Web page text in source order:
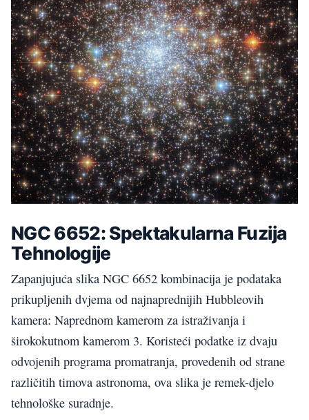
NGC 6652: Spektakularna Fuzija
Tehnologije
Zapanjujuća slika NGC 6652 kombinacija je podataka
prikupljenih dvjema od najnaprednijih Hubbleovih
kamera: Naprednom kamerom za istraživanja i
širokokutnom kamerom 3. Koristeći podatke iz dvaju
odvojenih programa promatranja, provedenih od strane
različitih timova astronoma, ova slika je remek-djelo
tehnološke suradnje.